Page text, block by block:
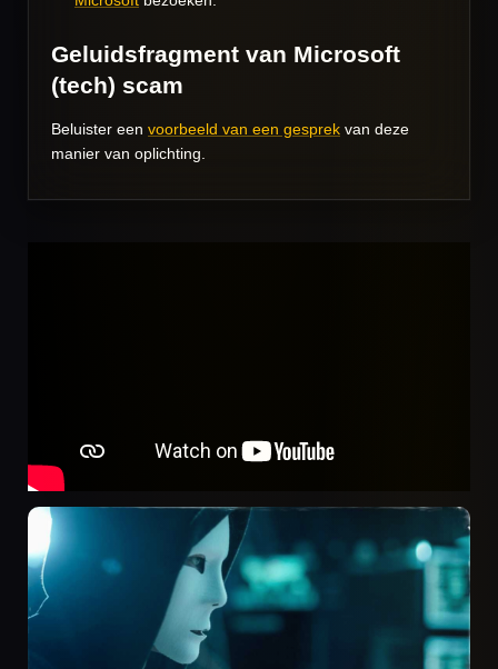
Geluidsfragment van Microsoft
(tech) scam
Beluister een voorbeeld van een gesprek van deze
manier van oplichting.